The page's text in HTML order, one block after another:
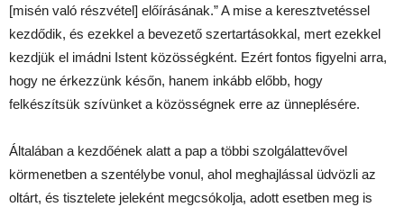
[misén való részvétel] előírásának.” A mise a keresztvetéssel
kezdődik, és ezekkel a bevezető szertartásokkal, mert ezekkel
kezdjük el imádni Istent közösségként. Ezért fontos figyelni arra,
hogy ne érkezzünk későn, hanem inkább előbb, hogy
felkészítsük szívünket a közösségnek erre az ünneplésére.
Általában a kezdőének alatt a pap a többi szolgálattevővel
körmenetben a szentélybe vonul, ahol meghajlással üdvözli az
oltárt, és tisztelete jeleként megcsókolja, adott esetben meg is